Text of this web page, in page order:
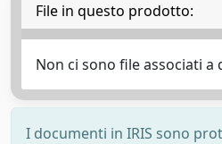
File in questo prodotto:
Non ci sono file associati
I documenti in IRIS sono